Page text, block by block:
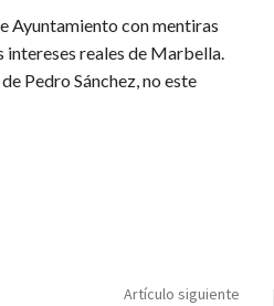
Ayuntamiento con mentiras
reales de Marbella.
Pedro Sánchez, no este
Artículo siguiente